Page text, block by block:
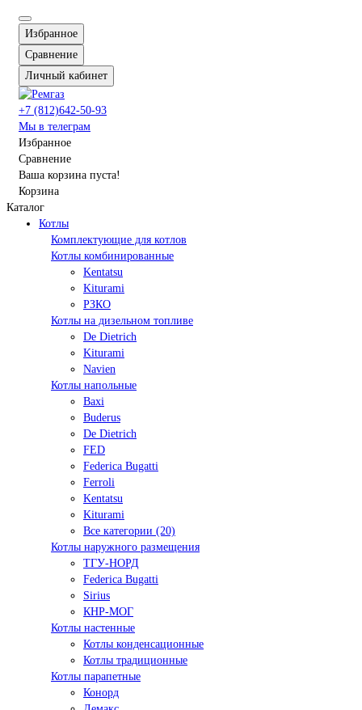
Избранное
Сравнение
Личный кабинет
+7 (812)642-50-93
Мы в телеграм
Избранное
Сравнение
Ваша корзина пуста!
Корзина
Каталог
Котлы
Комплектующие для котлов
Котлы комбинированные
Kentatsu
Kiturami
РЗКО
Котлы на дизельном топливе
De Dietrich
Kiturami
Navien
Котлы напольные
Baxi
Buderus
De Dietrich
FED
Federica Bugatti
Ferroli
Kentatsu
Kiturami
Все категории (20)
Котлы наружного размещения
ТГУ-НОРД
Federica Bugatti
Sirius
КНР-МОГ
Котлы настенные
Котлы конденсационные
Котлы традиционные
Котлы парапетные
Конорд